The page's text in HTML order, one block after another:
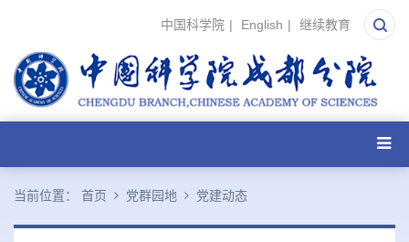
中国科学院 | English | 继续教育
当前位置： 首页 党群园地 党建动态